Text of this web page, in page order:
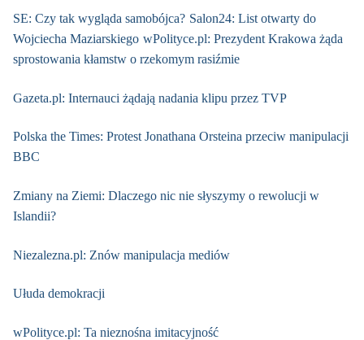
SE: Czy tak wygląda samobójca? Salon24: List otwarty do
Wojciecha Maziarskiego wPolityce.pl: Prezydent Krakowa żąda
sprostowania kłamstw o rzekomym rasiźmie
Gazeta.pl: Internauci żądają nadania klipu przez TVP
Polska the Times: Protest Jonathana Orsteina przeciw manipulacji
BBC
Zmiany na Ziemi: Dlaczego nic nie słyszymy o rewolucji w
Islandii?
Niezalezna.pl: Znów manipulacja mediów
Ułuda demokracji
wPolityce.pl: Ta nieznośna imitacyjność